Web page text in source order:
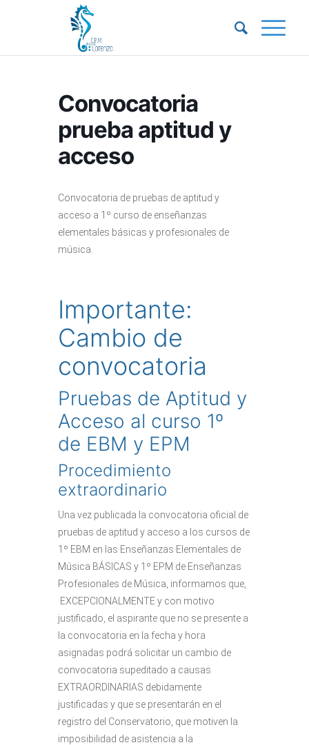
Convocatoria
prueba aptitud y
acceso
Convocatoria de pruebas de aptitud y
acceso a 1º curso de enseñanzas
elementales básicas y profesionales de
música.
Importante:
Cambio de
convocatoria
Pruebas de Aptitud y
Acceso al curso 1º
de EBM y EPM
Procedimiento
extraordinario
Una vez publicada la convocatoria oficial de
pruebas de aptitud y acceso a los cursos de
1º EBM en las Enseñanzas Elementales de
Música BÁSICAS y 1º EPM de Enseñanzas
Profesionales de Música, informamos que,
EXCEPCIONALMENTE y con motivo
justificado, el aspirante que no se presente a
la convocatoria en la fecha y hora
asignadas podrá solicitar un cambio de
convocatoria supeditado a causas
EXTRAORDINARIAS debidamente
justificadas y que se presentarán en el
registro del Conservatorio, que motiven la
imposibilidad de asistencia a la